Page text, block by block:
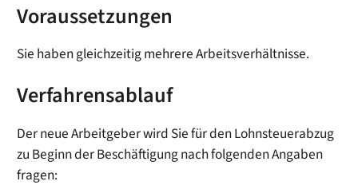
Voraussetzungen
Sie haben gleichzeitig mehrere Arbeitsverhältnisse.
Verfahrensablauf
Der neue Arbeitgeber wird Sie für den Lohnsteuerabzug
zu Beginn der Beschäftigung nach folgenden Angaben
fragen: